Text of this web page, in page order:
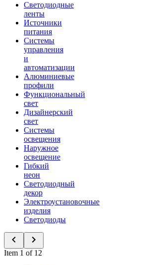
Светодиодные
ленты
Источники
питания
Системы
управления
и
автоматизации
Алюминиевые
профили
Функциональный
свет
Дизайнерский
свет
Системы
освещения
Наружное
освещение
Гибкий
неон
Светодиодный
декор
Электроустановочные
изделия
Светодиоды
Item 1 of 12